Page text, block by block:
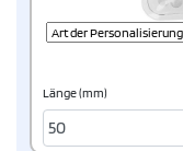
Länge (mm)